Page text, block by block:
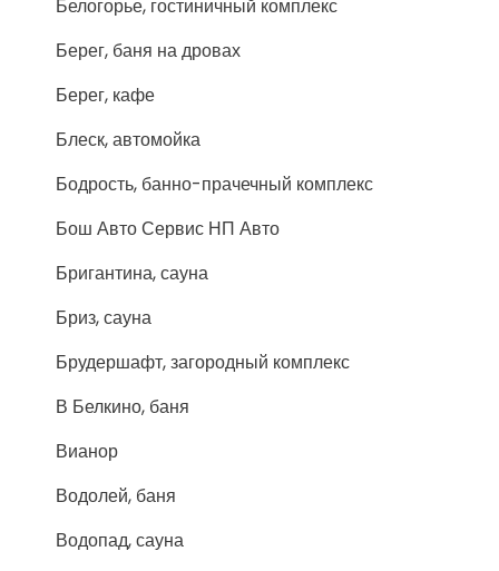
Белогорье, гостиничный комплекс
Берег, баня на дровах
Берег, кафе
Блеск, автомойка
Бодрость, банно-прачечный комплекс
Бош Авто Сервис НП Авто
Бригантина, сауна
Бриз, сауна
Брудершафт, загородный комплекс
В Белкино, баня
Вианор
Водолей, баня
Водопад, сауна